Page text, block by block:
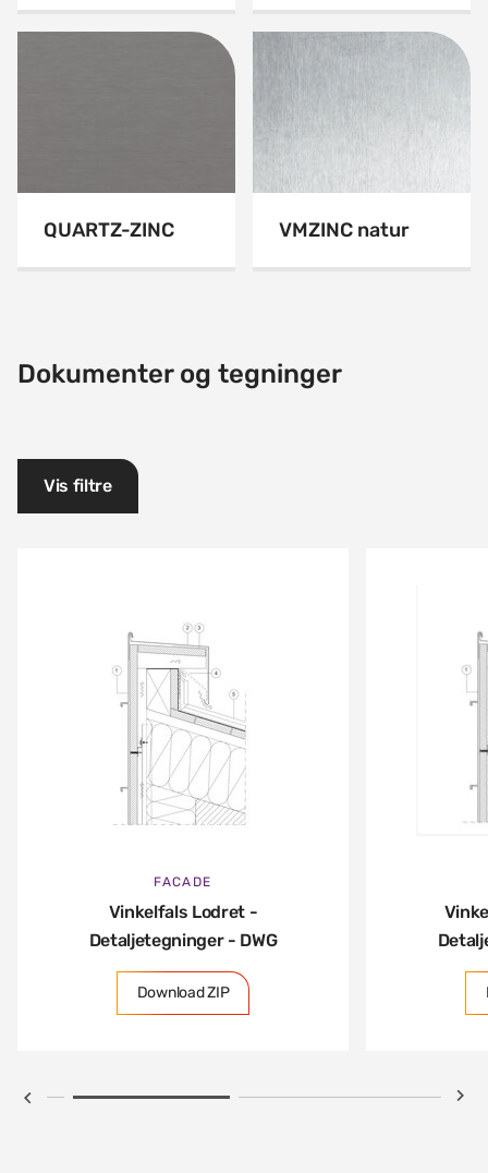
QUARTZ-ZINC VMZINC natur
Dokumenter og tegninger
Vis filtre
FACADE
Vinkelfals Lodret -
Detaljetegninger - DWG
Download ZIP